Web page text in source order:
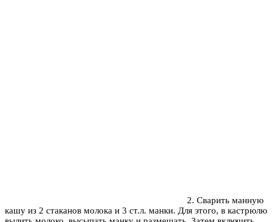
2. Сварить манную
кашу из 2 стаканов молока и 3 ст.л. манки. Для этого, в кастрюлю